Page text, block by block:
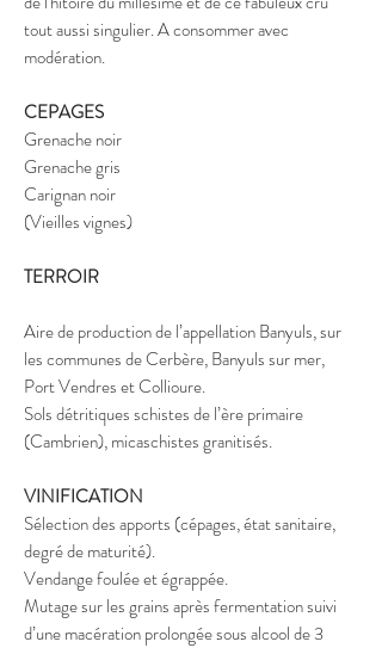
tout aussi singulier. A consommer avec
modération.
CEPAGES
Grenache noir
Grenache gris
Carignan noir
(Vieilles vignes)
TERROIR
Aire de production de l’appellation Banyuls, sur
les communes de Cerbère, Banyuls sur mer,
Port Vendres et Collioure.
Sols détritiques schistes de l’ère primaire
(Cambrien), micaschistes granitisés.
VINIFICATION
Sélection des apports (cépages, état sanitaire,
degré de maturité).
Vendange foulée et égrappée.
Mutage sur les grains après fermentation suivi
d’une macération prolongée sous alcool de 3